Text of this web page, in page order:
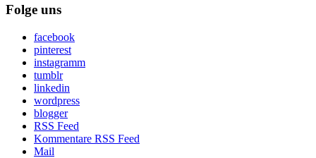
Folge uns
facebook
pinterest
instagramm
tumblr
linkedin
wordpress
blogger
RSS Feed
Kommentare RSS Feed
Mail